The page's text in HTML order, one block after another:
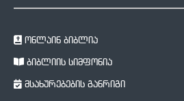
ონლაინ ბიბლია
ბიბლიის სიმფონია
მსახურებების განრიგი